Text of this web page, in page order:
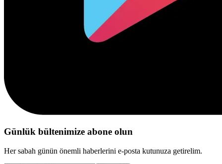
Günlük bültenimize abone olun
Her sabah günün önemli haberlerini e-posta kutunuza getirelim.